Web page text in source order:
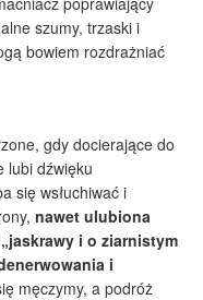
szumy, trzaski i
bowiem rozdrażniać
gdy docierające do
lubi dźwięku
się wsłuchiwać i
nawet ulubiona
i o ziarnistym
i
męczymy, a podróż